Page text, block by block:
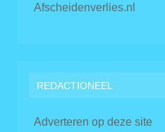
Afscheidenverlies.nl
REDACTIONEEL
Adverteren op deze site